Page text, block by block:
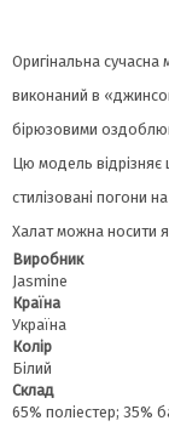
Оригінальна сучасна
виконаний в
бірюзовими
Цю модель відрізняє
стилізовані погони
Халат можна носити
Виробник
Jasmine
Країна
Україна
Колір
Білий
Склад
65% поліестер; 35%